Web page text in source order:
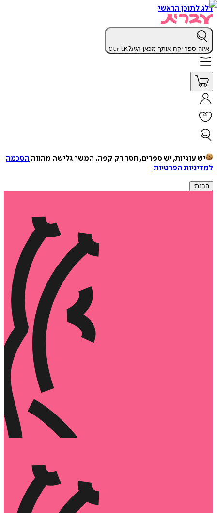
דלג לתוכן הראשי
איזה ספר יקח אותך מכאן רגע? CtrlK
יש עוגיות, יש ספרים, חסר רק קפה. המשך גלישה מהווה הסכמה
למדיניות הפרטיות
הבנתי